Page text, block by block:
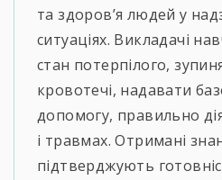
та здоров’я людей у
ситуаціях. Викладачі
стан потерпілого,
кровотечі, надавати
допомогу, правильно
і травмах. Отримані
підтверджують